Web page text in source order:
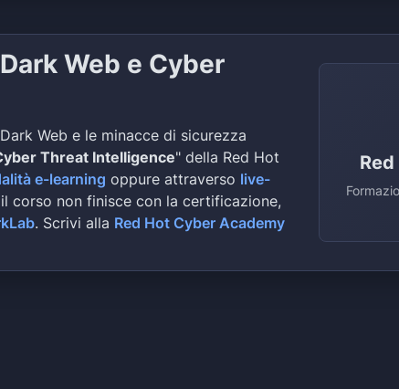
Web e Cyber
Web e le minacce di sicurezza
Threat Intelligence" della Red Hot
e-learning oppure attraverso live-
corso non finisce con la certificazione,
. Scrivi alla Red Hot Cyber Academy